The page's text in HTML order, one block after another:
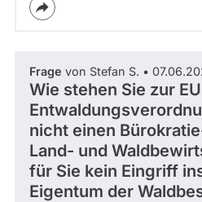
Frage von Stefan S. •
Wie stehen Sie zur
nicht einen
Land- und
für Sie kein Eingriff
Eigentum der